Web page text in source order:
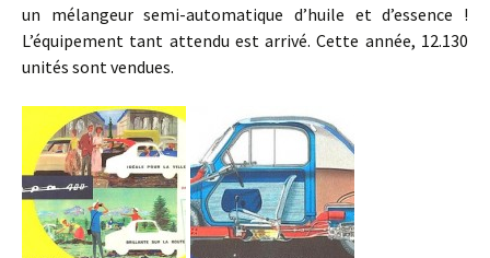
un mélangeur semi-automatique d’huile et d’essence !
L’équipement tant attendu est arrivé. Cette année, 12.130
unités sont vendues.